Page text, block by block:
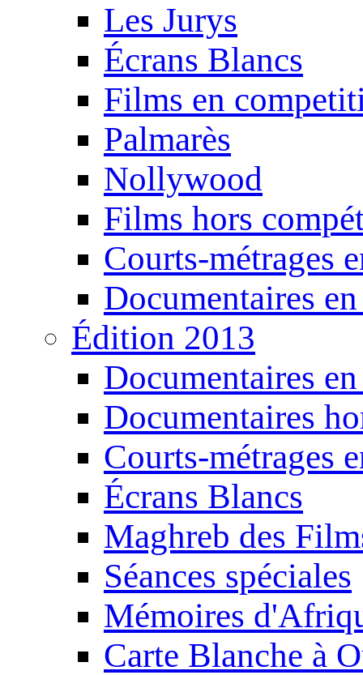
Les Jurys
Écrans Blancs
Films en
Palmarès
Nollywood
Films hors
Courts-métrages
Documentaires
Édition 2013
Documentaires
Documentaires
Courts-métrages
Écrans Blancs
Maghreb des
Séances spéciales
Mémoires
Carte Blanche à